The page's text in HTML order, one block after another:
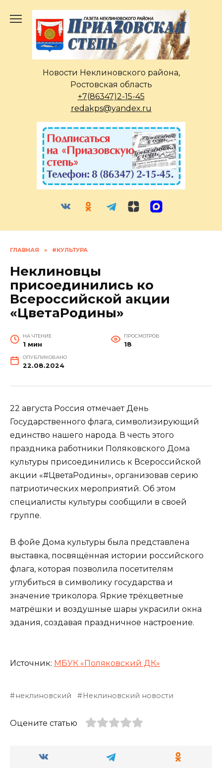
содержанию
Новости Неклиновского района,
Ростовская область
+7(86347)2-15-45
redakps@yandex.ru
ГЛАВНАЯ » #КУЛЬТУРА
Неклиновцы
присоединились ко
Всероссийской акции
«ЦветаРодины»
НА ЧТЕНИЕ
1 мин
ПРОСМОТРОВ
18
ОПУБЛИКОВАНО
22.08.2024
22 августа Россия отмечает День
Государственного флага, символизирующий
единство нашего народа. В честь этого
праздника работники Поляковского Дома
культуры присоединились к Всероссийской
акции «#ЦветаРодины», организовав серию
патриотических мероприятий. Об этом
специалисты культуры сообщили в своей
группе.
В фойе Дома культуры была представлена
выставка, посвящённая истории российского
флага, которая позволила посетителям
углубиться в символику государства и
значение триколора. Яркие трёхцветные
матрёшки и воздушные шары украсили окна
здания, создавая праздничное настроение.
Источник: МБУК «Поляковский ДК»
неклиновский Неклиновский новости
Оцените статью